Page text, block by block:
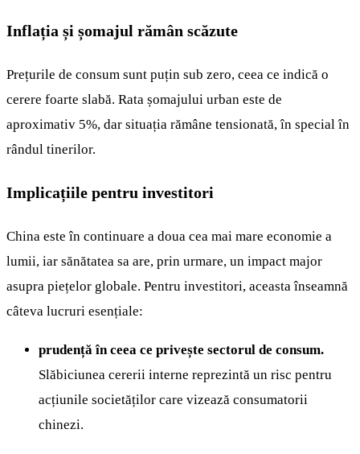
Inflația și șomajul rămân scăzute
Prețurile de consum sunt puțin sub zero, ceea ce indică o
cerere foarte slabă. Rata șomajului urban este de
aproximativ 5%, dar situația rămâne tensionată, în special în
rândul tinerilor.
Implicațiile pentru investitori
China este în continuare a doua cea mai mare economie a
lumii, iar sănătatea sa are, prin urmare, un impact major
asupra piețelor globale. Pentru investitori, aceasta înseamnă
câteva lucruri esențiale:
prudență în ceea ce privește sectorul de consum.
Slăbiciunea cererii interne reprezintă un risc pentru
acțiunile societăților care vizează consumatorii
chinezi.